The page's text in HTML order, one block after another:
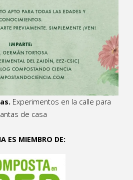
Experimentos en la calle para
de casa
ES MIEMBRO DE: